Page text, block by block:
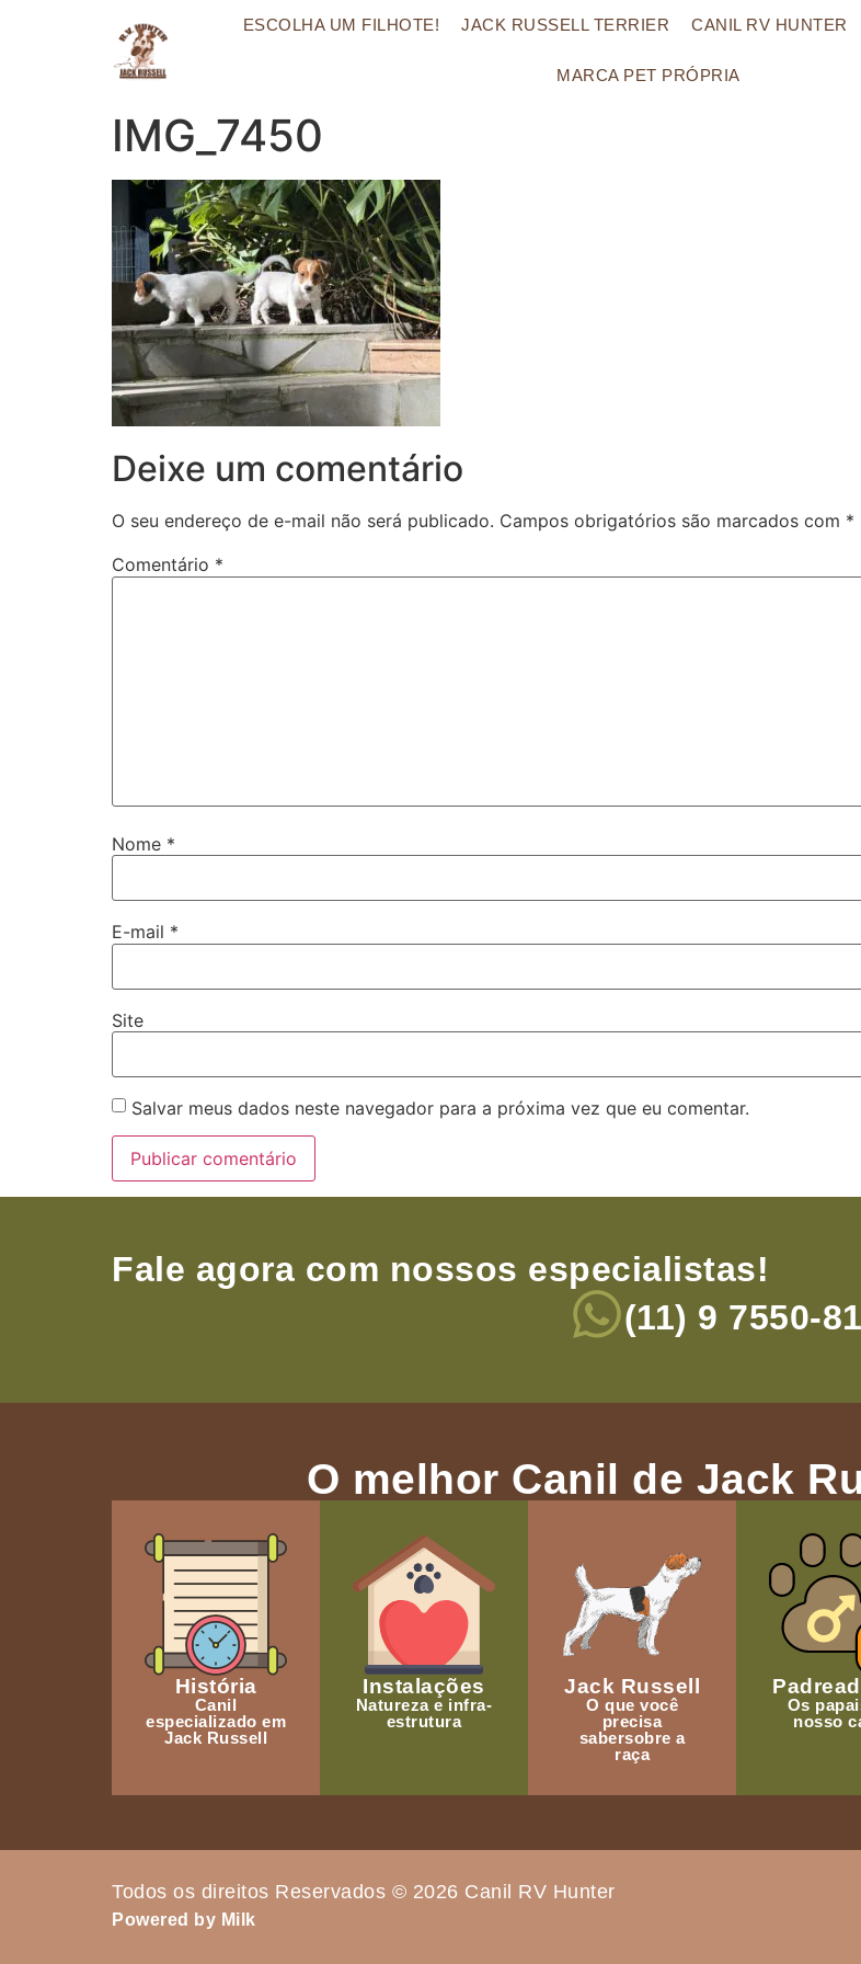
ESCOLHA UM FILHOTE! JACK RUSSELL TERRIER CANIL RV HUNTER
MARCA PET PRÓPRIA
IMG_7450
Deixe um comentário
O seu endereço de e-mail não será publicado. Campos obrigatórios são marcados com *
Comentário *
Nome *
E-mail *
Site
Salvar meus dados neste navegador para a próxima vez que eu comentar.
Fale agora com nossos especialistas!
(11) 9 7550-
O melhor Canil de Jack
História
Canil
especializado em
Jack Russell
Instalações
Natureza e infra-
estrutura
Jack Russell
O que você
precisa
sabersobre a
raça
Os
nosso
Todos os direitos Reservados © 2026 Canil RV Hunter
Powered by Milk